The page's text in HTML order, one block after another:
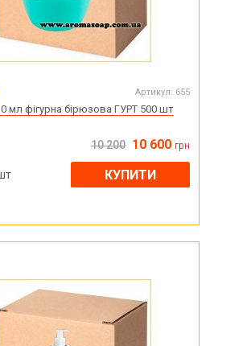
Артикул: 655
мл фігурна бірюзова ГУРТ 500 шт
10 200 10 600 грн
КУПИТИ